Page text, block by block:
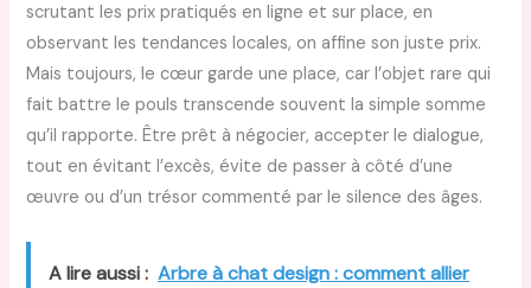
scrutant les prix pratiqués en ligne et sur place, en
observant les tendances locales, on affine son juste prix.
Mais toujours, le cœur garde une place, car l’objet rare qui
fait battre le pouls transcende souvent la simple somme
qu’il rapporte. Être prêt à négocier, accepter le dialogue,
tout en évitant l’excès, évite de passer à côté d’une
œuvre ou d’un trésor commenté par le silence des âges.
A lire aussi : Arbre à chat design : comment allier